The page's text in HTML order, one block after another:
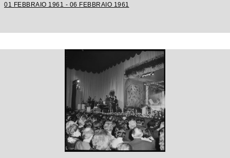
01 FEBBRAIO 1961 - 06 FEBBRAIO 1961